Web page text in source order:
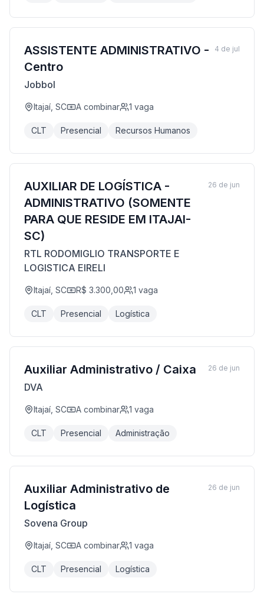
ASSISTENTE ADMINISTRATIVO -
Centro
Jobbol
Itajaí, SC A combinar 1 vaga
CLT Presencial Recursos Humanos
4 de jul
AUXILIAR DE LOGÍSTICA -
ADMINISTRATIVO (SOMENTE
PARA QUE RESIDE EM ITAJAI-
SC)
RTL RODOMIGLIO TRANSPORTE E
LOGISTICA EIRELI
Itajaí, SC R$ 3.300,00 1 vaga
CLT Presencial Logística
26 de jun
Auxiliar Administrativo / Caixa
DVA
Itajaí, SC A combinar 1 vaga
CLT Presencial Administração
26 de jun
Auxiliar Administrativo de
Logística
Sovena Group
Itajaí, SC A combinar 1 vaga
CLT Presencial Logística
26 de jun